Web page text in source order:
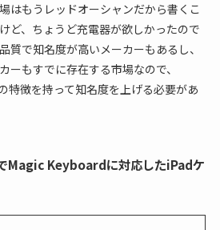
はもうレッドオーシャンだから書くこ
ど、ちょうど充電器が欲しかったので
質で知名度が高いメーカーもあるし、
ーもすでに存在する市場なので、
特徴を持って知名度を上げる必要があ
Magic Keyboardに対応したiPadケ